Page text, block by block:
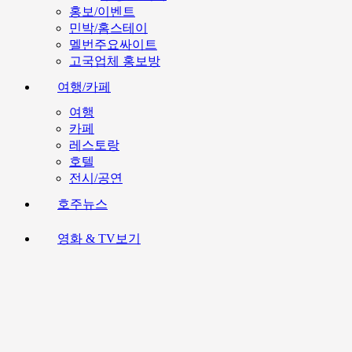
홍보/이벤트
민박/홈스테이
멜번주요싸이트
고국업체 홍보방
여행/카페
여행
카페
레스토랑
호텔
전시/공연
호주뉴스
영화 & TV보기